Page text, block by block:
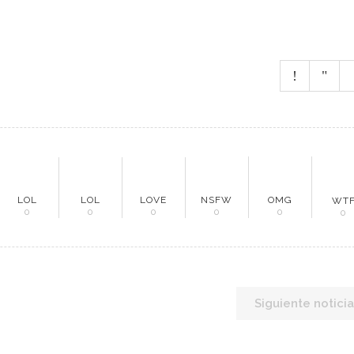
LOL
0
LOL
0
LOVE
0
NSFW
0
OMG
0
WTF
0
Siguiente noticia